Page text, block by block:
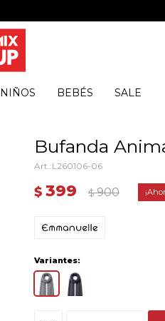
NIÑOS BEBÉS SALE
Bufanda
L260106-06
$ 399 $ 900
Variantes: